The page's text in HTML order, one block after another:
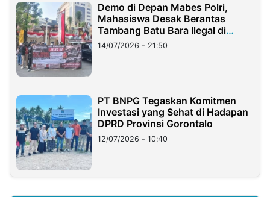
Demo di Depan Mabes Polri,
Mahasiswa Desak Berantas
Tambang Batu Bara Ilegal di
Lampung
14/07/2026 - 21:50
PT BNPG Tegaskan Komitmen
Investasi yang Sehat di Hadapan
DPRD Provinsi Gorontalo
12/07/2026 - 10:40